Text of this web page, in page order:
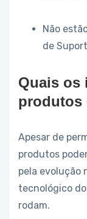
Não
de
Quais os
produtos
Apesar de
produtos
pela evolução
tecnológico
rodam.